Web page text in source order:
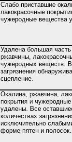
Слабо приставшие
лакокрасочные
чужеродные вещества
Удалена большая часть
ржавчины,
чужеродных веществ.
загрязнения
сцепление.
Окалина, ржавчина,
покрытия и
удалены. Все
количествах
исключительно
форме пятен и полосок.